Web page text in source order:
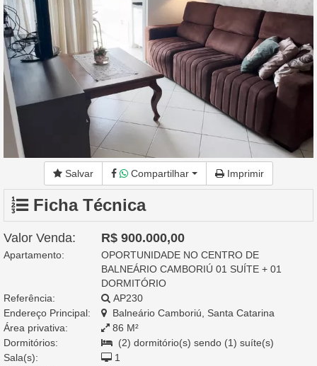
Salvar Compartilhar Imprimir
Ficha Técnica
Valor Venda: R$ 900.000,00
Apartamento:
OPORTUNIDADE NO CENTRO DE
BALNEÁRIO CAMBORIÚ 01 SUÍTE + 01
DORMITÓRIO
Referência:
AP230
Endereço Principal:
Balneário Camboriú, Santa Catarina
Área privativa:
86 M²
Dormitórios:
(2) dormitório(s) sendo (1) suíte(s)
Sala(s):
1